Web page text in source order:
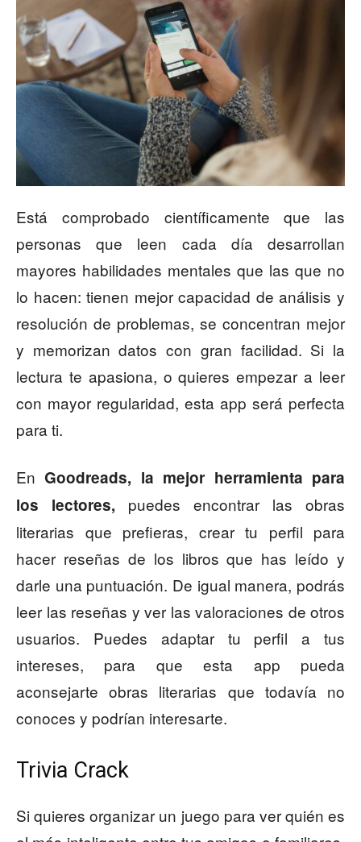
Está comprobado científicamente que las
personas que leen cada día desarrollan
mayores habilidades mentales que las que no
lo hacen: tienen mejor capacidad de análisis y
resolución de problemas, se concentran mejor
y memorizan datos con gran facilidad. Si la
lectura te apasiona, o quieres empezar a leer
con mayor regularidad, esta app será perfecta
para ti.
EnGoodreads, la mejor herramienta para
los lectores, puedes encontrar las obras
literarias que prefieras, crear tu perfil para
hacer reseñas de los libros que has leído y
darle una puntuación. De igual manera, podrás
leer las reseñas y ver las valoraciones de otros
usuarios. Puedes adaptar tu perfil a tus
intereses, para que esta app pueda
aconsejarte obras literarias que todavía no
conoces y podrían interesarte.
Trivia Crack
Si quieres organizar un juego para ver quién es